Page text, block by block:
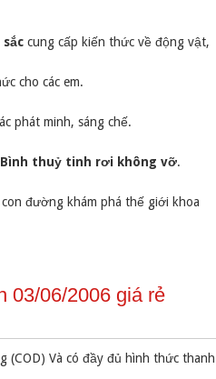
cung cấp kiến thức về động vật,
cho các em.
phát minh, sáng chế.
Bình thuỷ tinh rơi không vỡ.
đường khám phá thế giới khoa
03/06/2006 giá rẻ
(COD) Và có đầy đủ hình thức thanh